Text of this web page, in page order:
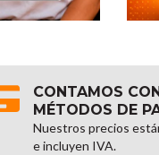
CONTAMOS
MÉTODOS DE
Nuestros precios
e incluyen IVA.